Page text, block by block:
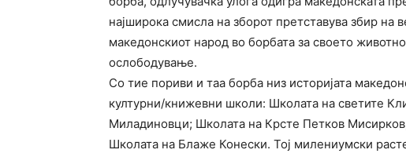
најширока смисла на зборот претставува збир на
македонскиот народ во борбата за своето
ослободување.
Со тие пориви и таа борба низ историјата
културни/книжевни школи: Школата на светите
Миладиновци; Школата на Крсте Петков
Школата на Блаже Конески. Тој милениумски